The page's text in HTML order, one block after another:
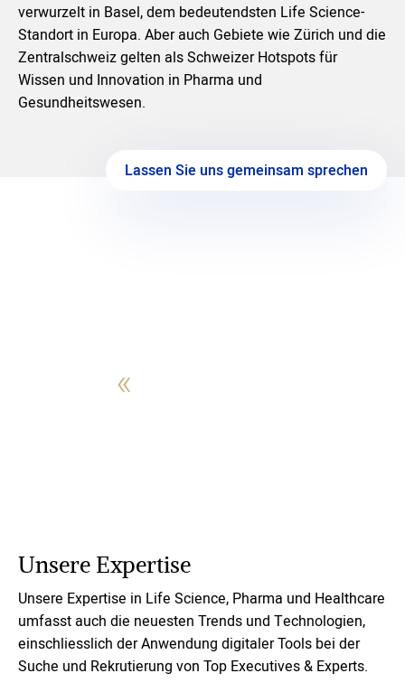
verwurzelt in Basel, dem bedeutendsten Life Science-
Standort in Europa. Aber auch Gebiete wie Zürich und die
Zentralschweiz gelten als Schweizer Hotspots für
Wissen und Innovation in Pharma und
Gesundheitswesen.
Lassen Sie uns gemeinsam sprechen
«
Unsere Expertise
Unsere Expertise in Life Science, Pharma und Healthcare
umfasst auch die neuesten Trends und Technologien,
einschliesslich der Anwendung digitaler Tools bei der
Suche und Rekrutierung von Top Executives & Experts.